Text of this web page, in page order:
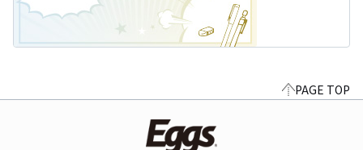
PAGE TOP